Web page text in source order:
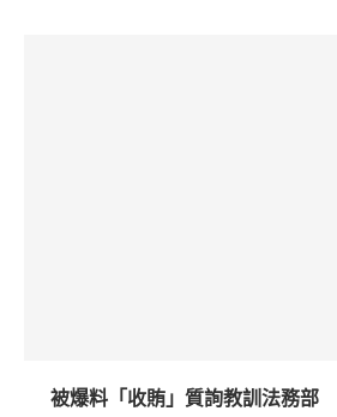
被爆料「收賄」質詢教訓法務部